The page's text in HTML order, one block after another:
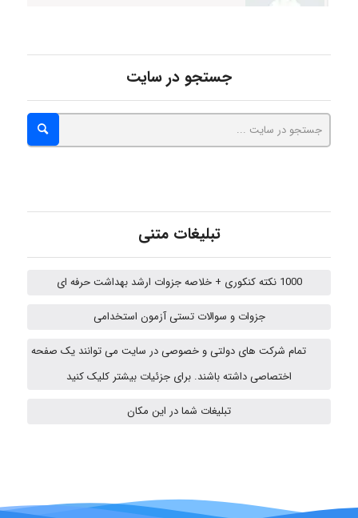
fatima
Jafar Tym
Poubakhtiari
جستجو در سایت
تبلیغات متنی
1000 نکته کنکوری + خلاصه جزوات ارشد بهداشت حرفه ای
جزوات و سوالات تستی آزمون استخدامی
تمام شرکت های دولتی و خصوصی در سایت می توانند یک صفحه
اختصاصی داشته باشند. برای جزئیات بیشتر کلیک کنید
تبلیغات شما در این مکان